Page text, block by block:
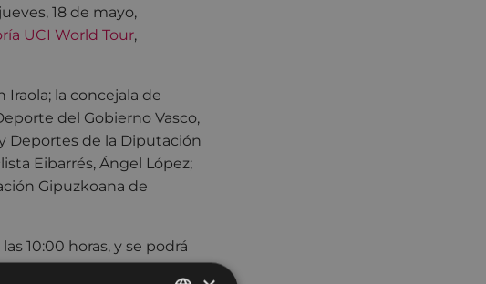
18 de mayo,
UCI World Tour,
la concejala de
del Gobierno Vasco,
Deportes de la Diputación
Eibarrés, Ángel López;
Gipuzkoana de
10:00 horas, y se podrá